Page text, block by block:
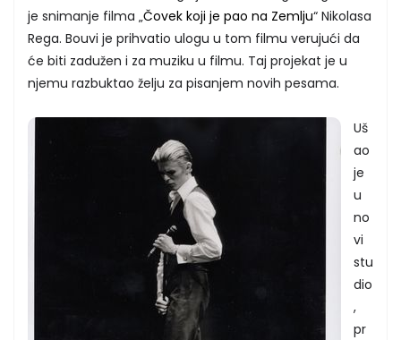
je snimanje filma „Čovek koji je pao na Zemlju“ Nikolasa
Rega. Bouvi je prihvatio ulogu u tom filmu verujući da
će biti zadužen i za muziku u filmu. Taj projekat je u
njemu razbuktao želju za pisanjem novih pesama.
Uš
ao
je
u
no
vi
stu
dio
,
pr